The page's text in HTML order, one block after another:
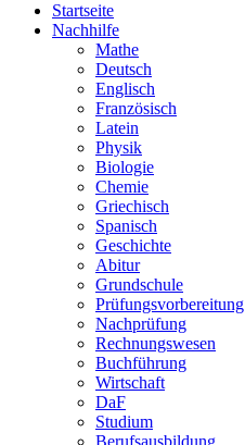
Startseite
Nachhilfe
Mathe
Deutsch
Englisch
Französisch
Latein
Physik
Biologie
Chemie
Griechisch
Spanisch
Geschichte
Abitur
Grundschule
Prüfungsvorbereitung
Nachprüfung
Rechnungswesen
Buchführung
Wirtschaft
DaF
Studium